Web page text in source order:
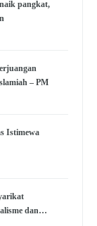
pangkat,
– PM
Istimewa
dan